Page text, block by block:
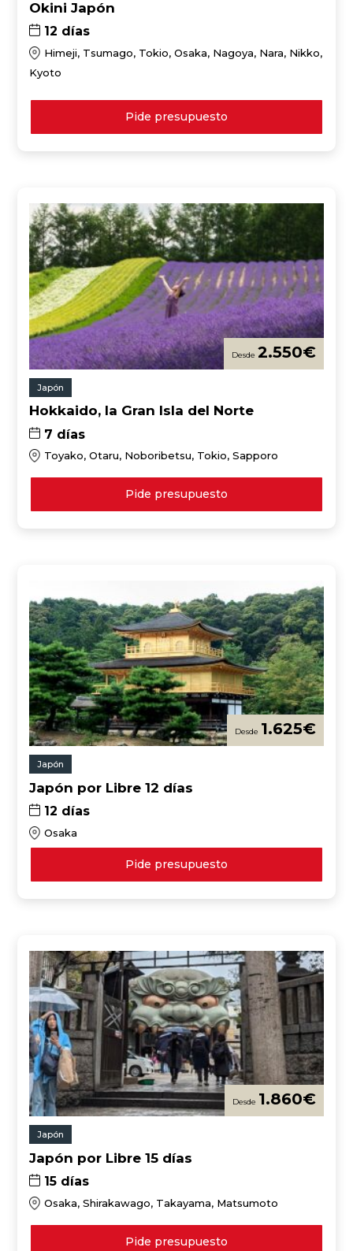
Okini Japón
12 días
Himeji, Tsumago, Tokio, Osaka, Nagoya, Nara, Nikko,
Kyoto
Pide presupuesto
2.550€
Japón
Hokkaido, la Gran Isla del Norte
7 días
Toyako, Otaru, Noboribetsu, Tokio, Sapporo
Pide presupuesto
1.625€
Japón
Japón por Libre 12 días
12 días
Osaka
Pide presupuesto
1.860€
Japón
Japón por Libre 15 días
15 días
Osaka, Shirakawago, Takayama, Matsumoto
Pide presupuesto